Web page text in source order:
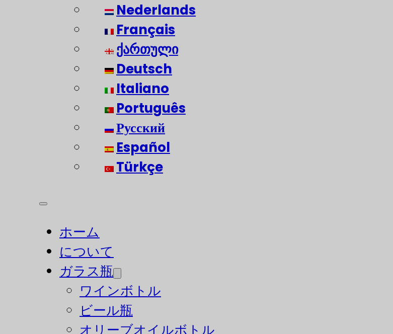
Nederlands
Français
ქართული
Deutsch
Italiano
Português
Русский
Español
Türkçe
ホーム
について
ガラス瓶
ワインボトル
ビール瓶
オリーブオイルボトル